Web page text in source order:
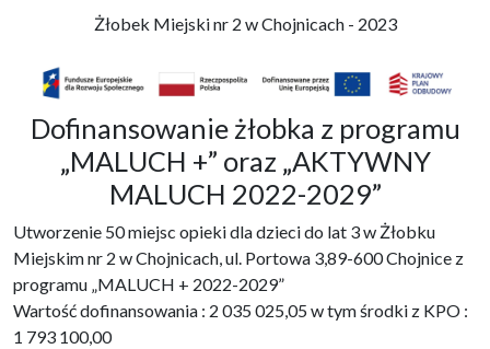
Żłobek Miejski nr 2 w Chojnicach - 2023
Dofinansowanie żłobka z programu
„MALUCH +” oraz „AKTYWNY
MALUCH 2022-2029”
Utworzenie 50 miejsc opieki dla dzieci do lat 3 w Żłobku
Miejskim nr 2 w Chojnicach, ul. Portowa 3,89-600 Chojnice z
programu „MALUCH + 2022-2029”
Wartość dofinansowania : 2 035 025,05 w tym środki z KPO :
1 793 100,00